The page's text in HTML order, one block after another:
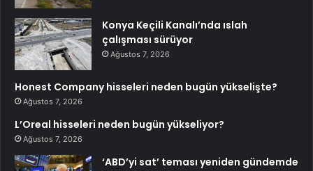
Konya Keçili Kanalı’nda ıslah
çalışması sürüyor
Ağustos 7, 2026
Honest Company hisseleri neden bugün yükselişte?
Ağustos 7, 2026
L’Oreal hisseleri neden bugün yükseliyor?
Ağustos 7, 2026
‘ABD’yi sat’ teması yeniden gündemde